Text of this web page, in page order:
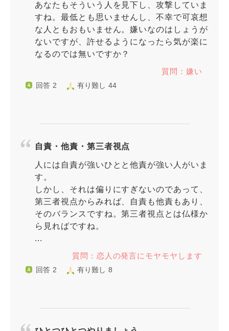
あなたもそういう人を見下し、攻撃していま
すね。最低とも思いませんし、不幸で可哀想
な人ともおもいません。嫌いなのはしょうが
ないですが、許せるようになったら気が楽に
なるのでは無いですか？
質問：嫌い
回答 2 有り難し 44
自責・他責・第三者視点
人には自責が強いひとと他責が強い人がいま
す。
しかし、それは偏りにすぎないのであって、
第三者視点からみれば、自責も他責もあり、
そのバランスですね。第三者視点とは仏様か
ら見ればですね。
...
質問：恋人の発言にモヤモヤします
回答 2 有り難し 8